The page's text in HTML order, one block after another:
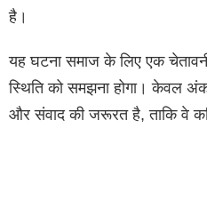
है।
यह घटना समाज के लिए एक
स्थिति को समझना होगा। केवल अंक
और संवाद की जरूरत है, ताकि वे